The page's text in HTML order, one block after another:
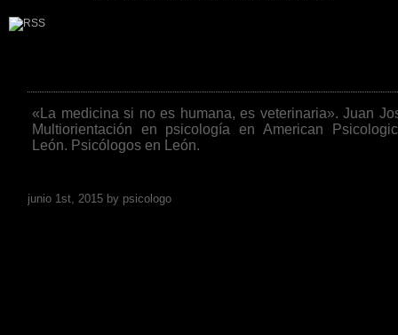
«La medicina si no es humana, es veterinaria». Juan
Multiorientación en psicología en American
León. Psicólogos en León.
junio 1st, 2015 by psicologo